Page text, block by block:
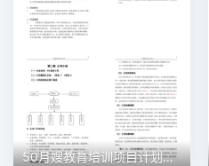
50月嫂教育培训项目计划书（word＋ppt配套）创业计划书word模板